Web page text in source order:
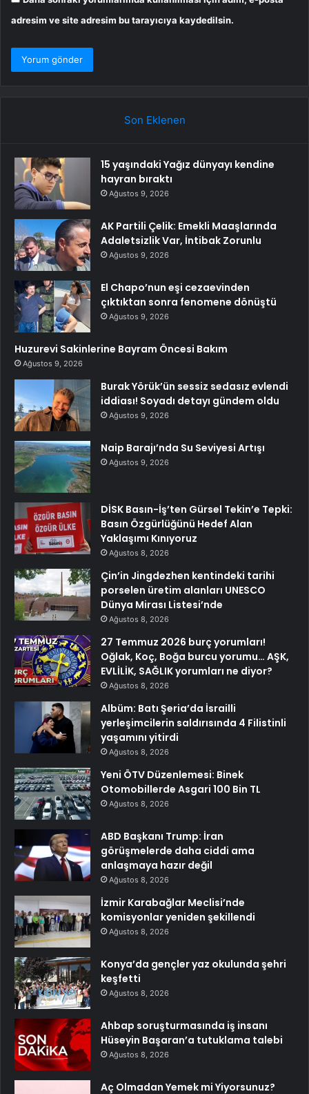
adresim ve site adresim bu tarayıcıya kaydedilsin.
Son Eklenen
15 yaşındaki Yağız dünyayı kendine
hayran bıraktı
Ağustos 9, 2026
AK Partili Çelik: Emekli Maaşlarında
Adaletsizlik Var, İntibak Zorunlu
Ağustos 9, 2026
El Chapo’nun eşi cezaevinden
çıktıktan sonra fenomene dönüştü
Ağustos 9, 2026
Huzurevi Sakinlerine Bayram Öncesi Bakım
Ağustos 9, 2026
Burak Yörük’ün sessiz sedasız evlendi
iddiası! Soyadı detayı gündem oldu
Ağustos 9, 2026
Naip Barajı’nda Su Seviyesi Artışı
Ağustos 9, 2026
DİSK Basın-İş’ten Gürsel Tekin’e Tepki:
Basın Özgürlüğünü Hedef Alan
Yaklaşımı Kınıyoruz
Ağustos 8, 2026
Çin’in Jingdezhen kentindeki tarihi
porselen üretim alanları UNESCO
Dünya Mirası Listesi’nde
Ağustos 8, 2026
27 Temmuz 2026 burç yorumları!
Oğlak, Koç, Boğa burcu yorumu… AŞK,
EVLİLİK, SAĞLIK yorumları ne diyor?
Ağustos 8, 2026
Albüm: Batı Şeria’da İsrailli
yerleşimcilerin saldırısında 4 Filistinli
yaşamını yitirdi
Ağustos 8, 2026
Yeni ÖTV Düzenlemesi: Binek
Otomobillerde Asgari 100 Bin TL
Ağustos 8, 2026
ABD Başkanı Trump: İran
görüşmelerde daha ciddi ama
anlaşmaya hazır değil
Ağustos 8, 2026
İzmir Karabağlar Meclisi’nde
komisyonlar yeniden şekillendi
Ağustos 8, 2026
Konya’da gençler yaz okulunda şehri
keşfetti
Ağustos 8, 2026
Ahbap soruşturmasında iş insanı
Hüseyin Başaran’a tutuklama talebi
Ağustos 8, 2026
Aç Olmadan Yemek mi Yiyorsunuz?